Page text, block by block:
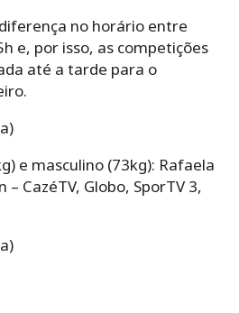
no horário entre
e, por isso, as competições
até a tarde para o
e masculino (73kg): Rafaela
– CazéTV, Globo, SporTV 3,